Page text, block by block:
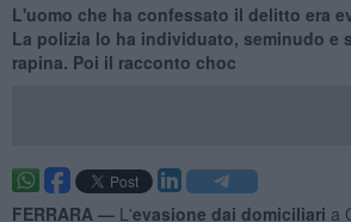
L'uomo che ha confessato il delitto era
La polizia lo ha individuato, seminudo e
rapina. Poi il racconto choc
FERRARA — L'evasione dai domiciliari a